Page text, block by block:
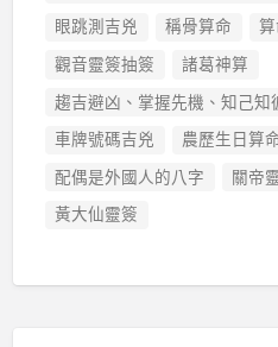
眼跳測吉兇
稱骨算命
觀音靈簽抽簽
諸葛神算
趨吉避凶、掌握先機、知己知
車牌號碼吉兇
農歷生日算
配偶是外國人的八字
關帝
黃大仙靈簽